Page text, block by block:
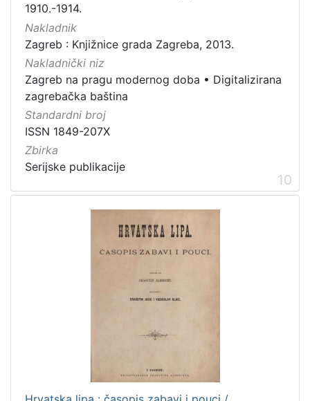
1910.-1914.
Nakladnik
Zagreb : Knjižnice grada Zagreba, 2013.
Nakladnički niz
Zagreb na pragu modernog doba • Digitalizirana
zagrebačka baština
Standardni broj
ISSN 1849-207X
Zbirka
Serijske publikacije
10